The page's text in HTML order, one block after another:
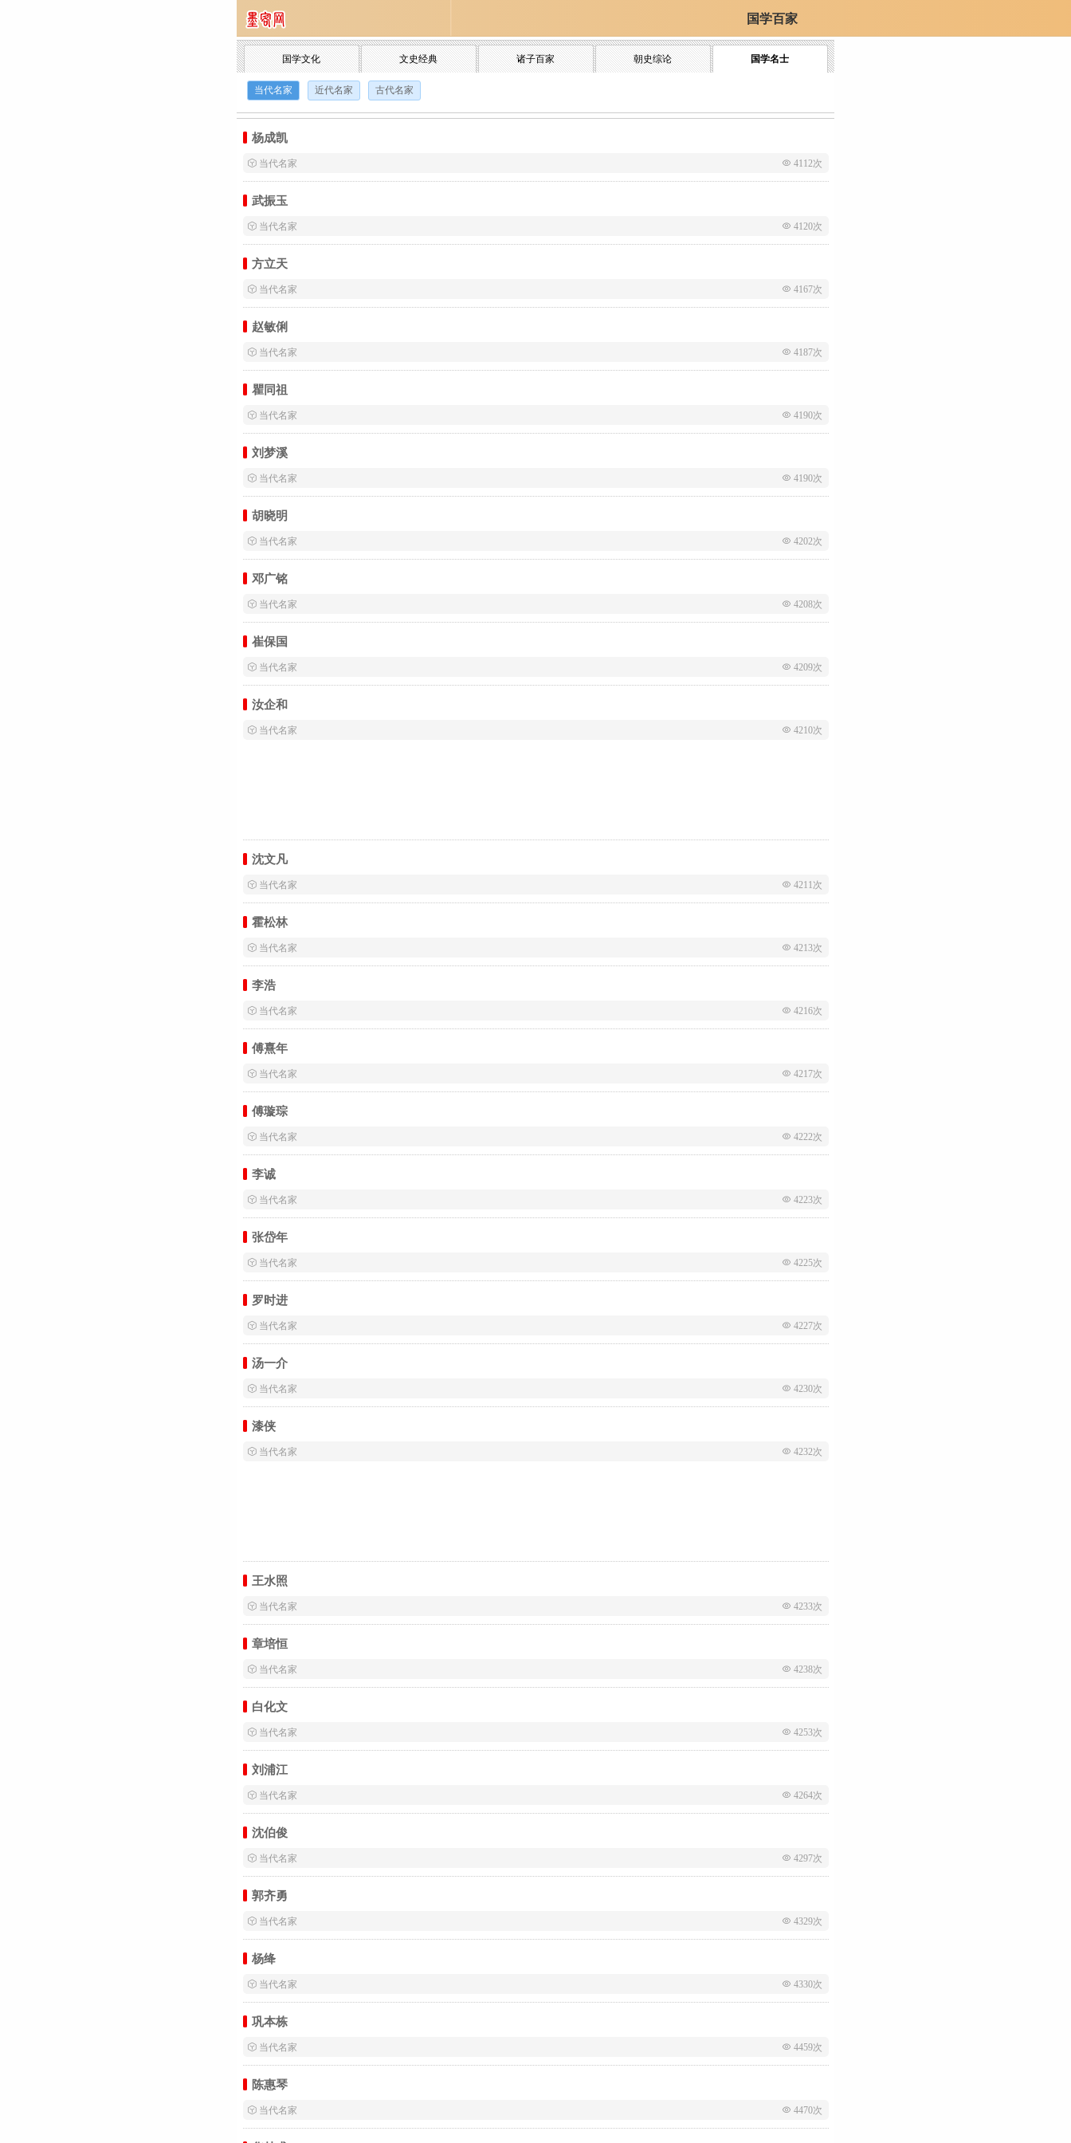
国学百家
国学文化 文史经典 诸子百家 朝史综论 国学名士
当代名家 近代名家 古代名家
杨成凯
 当代名家  4112次
武振玉
 当代名家  4120次
方立天
 当代名家  4167次
赵敏俐
 当代名家  4187次
瞿同祖
 当代名家  4190次
刘梦溪
 当代名家  4190次
胡晓明
 当代名家  4202次
邓广铭
 当代名家  4208次
崔保国
 当代名家  4209次
汝企和
 当代名家  4210次
沈文凡
 当代名家  4211次
霍松林
 当代名家  4213次
李浩
 当代名家  4216次
傅熹年
 当代名家  4217次
傅璇琮
 当代名家  4222次
李诚
 当代名家  4223次
张岱年
 当代名家  4225次
罗时进
 当代名家  4227次
汤一介
 当代名家  4230次
漆侠
 当代名家  4232次
王水照
 当代名家  4233次
章培恒
 当代名家  4238次
白化文
 当代名家  4253次
刘浦江
 当代名家  4264次
沈伯俊
 当代名家  4297次
郭齐勇
 当代名家  4329次
杨绛
 当代名家  4330次
巩本栋
 当代名家  4459次
陈惠琴
 当代名家  4470次